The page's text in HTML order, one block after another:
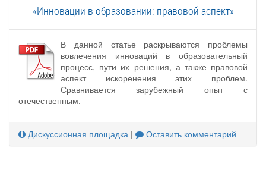
«Инновации в образовании: правовой аспект»
В данной статье раскрываются проблемы
вовлечения инноваций в образовательный
процесс, пути их решения, а также правовой
аспект искоренения этих проблем.
Сравнивается зарубежный опыт с
отечественным.
Дискуссионная площадка | Оставить комментарий